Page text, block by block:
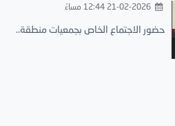
حضور الاجتماع الخاص بجمعيات منطقة..